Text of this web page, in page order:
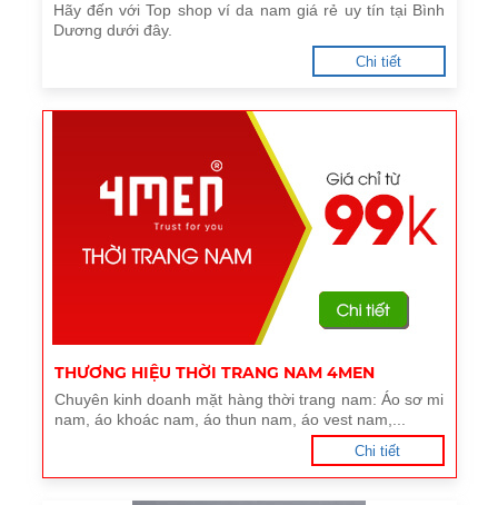
Hãy đến với Top shop ví da nam giá rẻ uy tín tại Bình
Dương dưới đây.
Chi tiết
THƯƠNG HIỆU THỜI TRANG NAM 4MEN
Chuyên kinh doanh mặt hàng thời trang nam: Áo sơ mi
nam, áo khoác nam, áo thun nam, áo vest nam,...
Chi tiết